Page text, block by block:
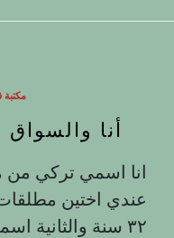
أنا
عندي اختين